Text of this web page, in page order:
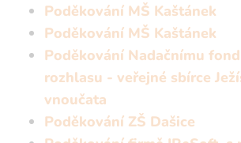
Poděkování MŠ Kaštánek
Poděkování MŠ Kaštánek
Poděkování Nadačnímu
rozhlasu - veřejné sbírce
vnoučata
Poděkování ZŠ Dašice